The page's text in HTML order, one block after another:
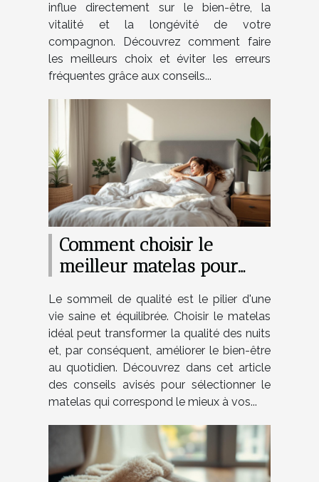
influe directement sur le bien-être, la
vitalité et la longévité de votre
compagnon. Découvrez comment faire
les meilleurs choix et éviter les erreurs
fréquentes grâce aux conseils...
Comment choisir le
meilleur matelas pour
quotidien ?
Le sommeil de qualité est le pilier d'une
vie saine et équilibrée. Choisir le matelas
idéal peut transformer la qualité des nuits
et, par conséquent, améliorer le bien-être
au quotidien. Découvrez dans cet article
des conseils avisés pour sélectionner le
matelas qui correspond le mieux à vos...